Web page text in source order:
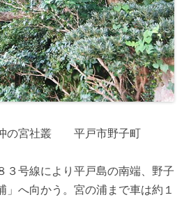
の宮社叢 平戸市野子町
３号線により平戸島の南端、野子
」へ向かう。宮の浦まで車は約１